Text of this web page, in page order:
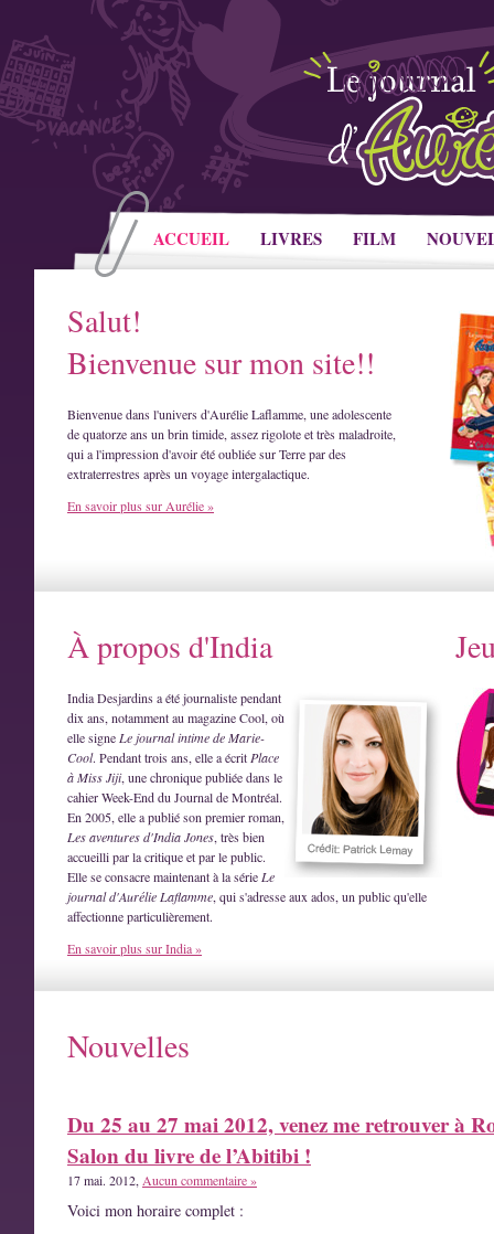
ACCUEIL LIVRES FILM
Salut!
Bienvenue sur mon site!!
Bienvenue dans l'univers d'Aurélie Laflamme, une adolescente
de quatorze ans un brin timide, assez rigolote et très maladroite,
qui a l'impression d'avoir été oubliée sur Terre par des
extraterrestres après un voyage intergalactique.
En savoir plus sur Aurélie »
À propos d'India
India Desjardins a été journaliste pendant
dix ans, notamment au magazine Cool, où
elle signe Le journal intime de Marie-
Cool. Pendant trois ans, elle a écrit Place
à Miss Jiji, une chronique publiée dans le
cahier Week-End du Journal de Montréal.
En 2005, elle a publié son premier roman,
Les aventures d'India Jones, très bien
accueilli par la critique et par le public.
Elle se consacre maintenant à la série Le
journal d'Aurélie Laflamme, qui s'adresse aux ados, un public qu'elle
affectionne particulièrement.
En savoir plus sur India »
Nouvelles
Du 25 au 27 mai 2012, venez me retrouver à
Salon du livre de l’Abitibi !
17 mai. 2012, Aucun commentaire »
Voici mon horaire complet :